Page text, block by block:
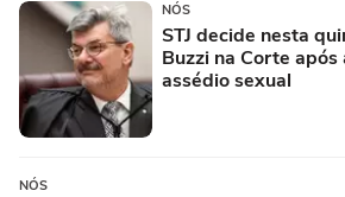
NÓS
STJ decide nesta
Buzzi na Corte após
assédio sexual
NÓS